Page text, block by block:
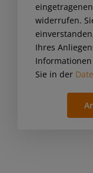
widerrufen.
Ihres
Sie in der